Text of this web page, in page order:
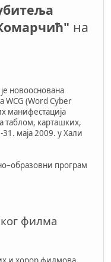
на
новооснована
WCG (Word Cyber
манифестација
таблом, карташких,
маја 2009. у Хали
програм
филма